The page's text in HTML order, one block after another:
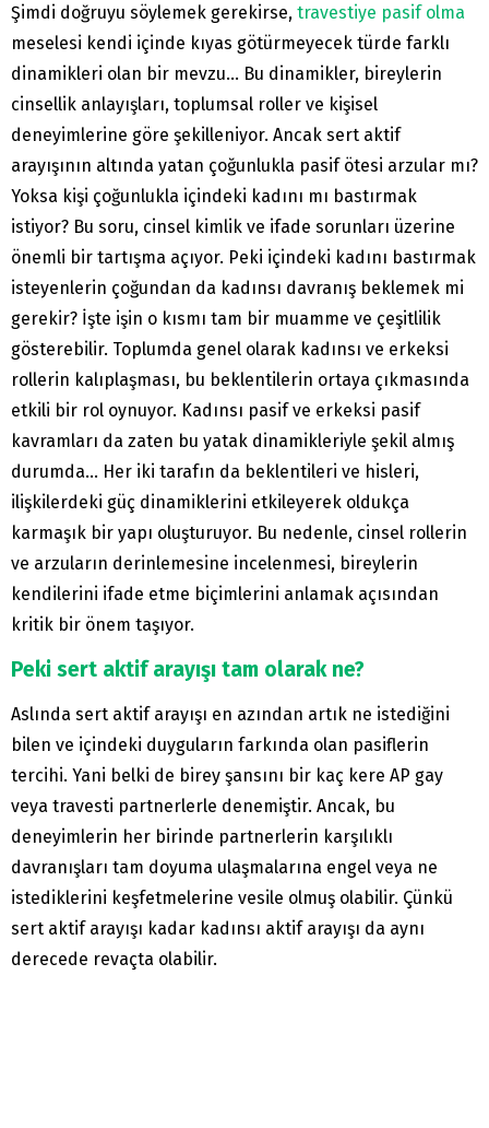
Şimdi doğruyu söylemek gerekirse, travestiye pasif olma
meselesi kendi içinde kıyas götürmeyecek türde farklı
dinamikleri olan bir mevzu… Bu dinamikler, bireylerin
cinsellik anlayışları, toplumsal roller ve kişisel
deneyimlerine göre şekilleniyor. Ancak sert aktif
arayışının altında yatan çoğunlukla pasif ötesi arzular mı?
Yoksa kişi çoğunlukla içindeki kadını mı bastırmak
istiyor? Bu soru, cinsel kimlik ve ifade sorunları üzerine
önemli bir tartışma açıyor. Peki içindeki kadını bastırmak
isteyenlerin çoğundan da kadınsı davranış beklemek mi
gerekir? İşte işin o kısmı tam bir muamme ve çeşitlilik
gösterebilir. Toplumda genel olarak kadınsı ve erkeksi
rollerin kalıplaşması, bu beklentilerin ortaya çıkmasında
etkili bir rol oynuyor. Kadınsı pasif ve erkeksi pasif
kavramları da zaten bu yatak dinamikleriyle şekil almış
durumda… Her iki tarafın da beklentileri ve hisleri,
ilişkilerdeki güç dinamiklerini etkileyerek oldukça
karmaşık bir yapı oluşturuyor. Bu nedenle, cinsel rollerin
ve arzuların derinlemesine incelenmesi, bireylerin
kendilerini ifade etme biçimlerini anlamak açısından
kritik bir önem taşıyor.
Peki sert aktif arayışı tam olarak ne?
Aslında sert aktif arayışı en azından artık ne istediğini
bilen ve içindeki duyguların farkında olan pasiflerin
tercihi. Yani belki de birey şansını bir kaç kere AP gay
veya travesti partnerlerle denemiştir. Ancak, bu
deneyimlerin her birinde partnerlerin karşılıklı
davranışları tam doyuma ulaşmalarına engel veya ne
istediklerini keşfetmelerine vesile olmuş olabilir. Çünkü
sert aktif arayışı kadar kadınsı aktif arayışı da aynı
derecede revaçta olabilir.